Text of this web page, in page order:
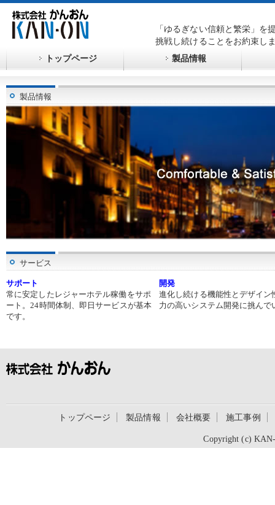
「ゆるぎない信頼と繁栄」を
挑戦し続けることをお約束し
トップページ
製品情報
製品情報
サービス
サポート
常に安定したレジャーホテル稼働をサポ
ート。24時間体制、即日サービスが基本
です。
開発
進化し続ける機能性とデザイン
力の高いシステム開発に挑んで
トップページ 製品情報 会社概要 施工事例
Copyright (c)